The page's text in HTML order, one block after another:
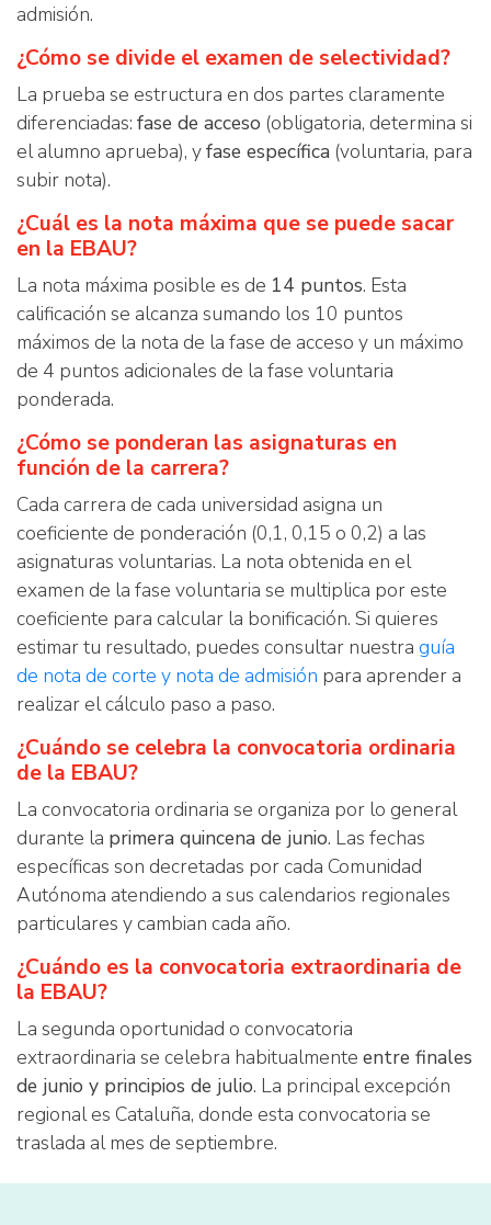
admisión.
¿Cómo se divide el examen de selectividad?
La prueba se estructura en dos partes claramente
diferenciadas: fase de acceso (obligatoria, determina si
el alumno aprueba), yfase específica (voluntaria, para
subir nota).
¿Cuál es la nota máxima que se puede sacar
en la EBAU?
La nota máxima posible es de 14 puntos. Esta
calificación se alcanza sumando los 10 puntos
máximos de la nota de la fase de acceso y un máximo
de 4 puntos adicionales de la fase voluntaria
ponderada.
¿Cómo se ponderan las asignaturas en
función de la carrera?
Cada carrera de cada universidad asigna un
coeficiente de ponderación (0,1, 0,15 o 0,2) a las
asignaturas voluntarias. La nota obtenida en el
examen de la fase voluntaria se multiplica por este
coeficiente para calcular la bonificación. Si quieres
estimar tu resultado, puedes consultar nuestra guía
de nota de corte y nota de admisión para aprender a
realizar el cálculo paso a paso.
¿Cuándo se celebra la convocatoria ordinaria
de la EBAU?
La convocatoria ordinaria se organiza por lo general
durante la primera quincena de junio. Las fechas
específicas son decretadas por cada Comunidad
Autónoma atendiendo a sus calendarios regionales
particulares y cambian cada año.
¿Cuándo es la convocatoria extraordinaria de
la EBAU?
La segunda oportunidad o convocatoria
extraordinaria se celebra habitualmente entre finales
de junio y principios de julio. La principal excepción
regional es Cataluña, donde esta convocatoria se
traslada al mes de septiembre.